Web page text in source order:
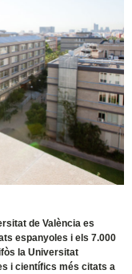
de València es
espanyoles i els 7.000
la Universitat
i científics més citats a